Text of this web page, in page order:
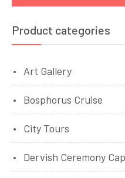
Product categories
Art Gallery
Bosphorus Cruise
City Tours
Dervish Ceremony